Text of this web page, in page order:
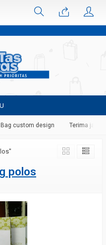
custom design Terima jasa
polos